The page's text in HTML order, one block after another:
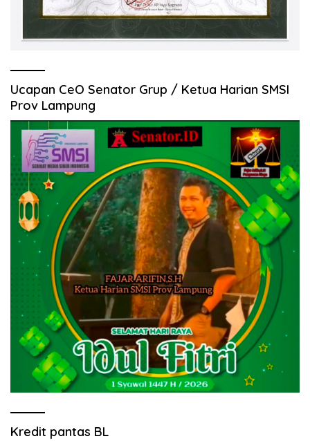
Ucapan CeO Senator Grup / Ketua Harian SMSI
Prov Lampung
Kredit pantas BL